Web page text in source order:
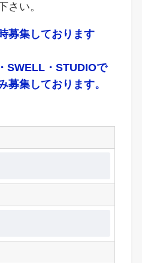
さい。
募集しております
SWELL・STUDIOで
募集しております。